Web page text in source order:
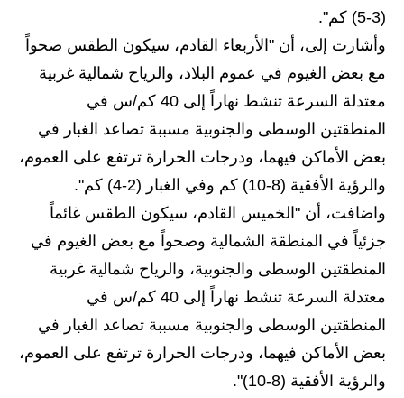
المرحلة المتوسطة
المرحلة الاعدادية
كتب مدرسية
المرحلة الابتدائية
المرحلة المتوسطة
المرحلة الاعدادية
ملازم دراسية
المرحلة الابتدائية
(3-5) كم".
وأشارت إلى، أن "الأربعاء القادم، سيكون الطقس صحواً
مع بعض الغيوم في عموم البلاد، والرياح شمالية غربية
معتدلة السرعة تنشط نهاراً إلى 40 كم/س في
المنطقتين الوسطى والجنوبية مسببة تصاعد الغبار في
بعض الأماكن فيهما، ودرجات الحرارة ترتفع على العموم،
والرؤية الأفقية (8-10) كم وفي الغبار (2-4) كم".
واضافت، أن "الخميس القادم، سيكون الطقس غائماً
جزئياً في المنطقة الشمالية وصحواً مع بعض الغيوم في
المنطقتين الوسطى والجنوبية، والرياح شمالية غربية
معتدلة السرعة تنشط نهاراً إلى 40 كم/س في
المنطقتين الوسطى والجنوبية مسببة تصاعد الغبار في
بعض الأماكن فيهما، ودرجات الحرارة ترتفع على العموم،
والرؤية الأفقية (8-10)".